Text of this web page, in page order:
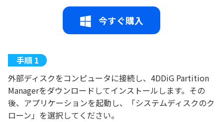
今すぐ購入
外部ディスクをコンピュータに接続し、4DDiG Partition
Managerをダウンロードしてインストールします。その
後、アプリケーションを起動し、「システムディスクのク
ローン」を選択してください。